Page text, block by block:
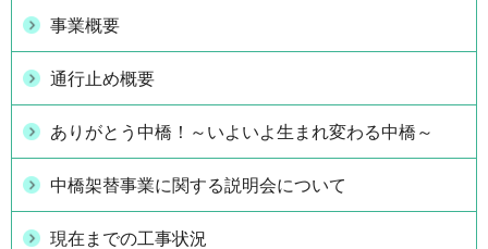
事業概要
通行止め概要
ありがとう中橋！～いよいよ生まれ変わる中橋～
中橋架替事業に関する説明会について
現在までの工事状況